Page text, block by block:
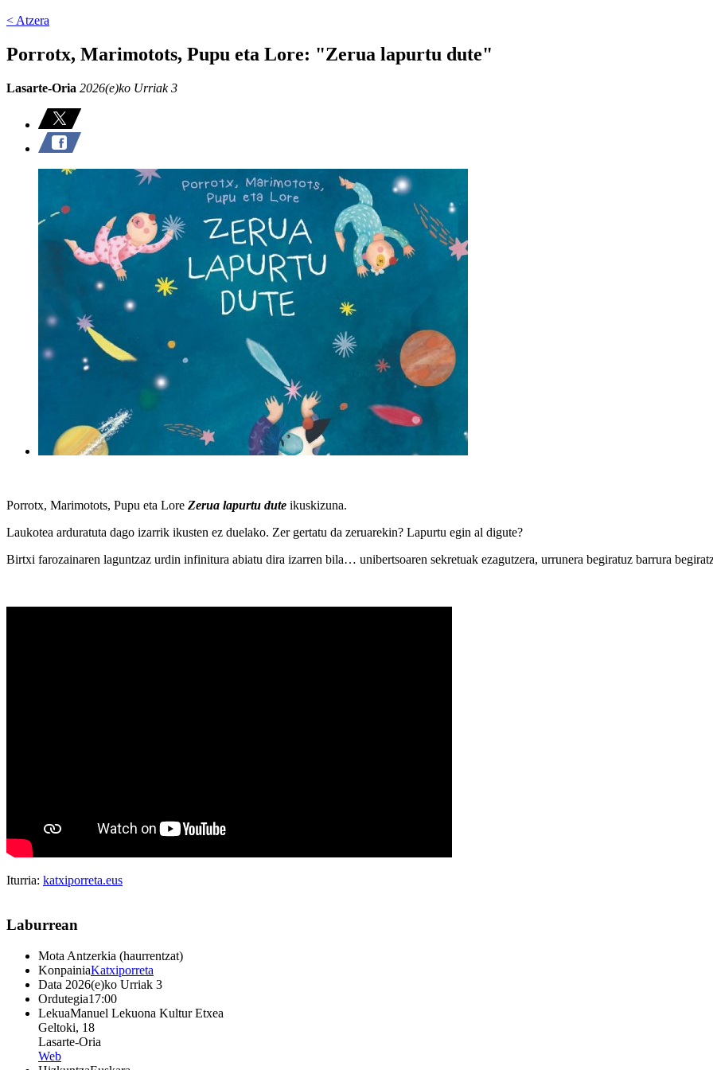
< Atzera
Porrotx, Marimotots, Pupu eta Lore: "Zerua lapurtu dute"
Lasarte-Oria 2026(e)ko Urriak 3
Porrotx, Marimotots, Pupu eta Lore Zerua lapurtu dute ikuskizuna.
Laukotea arduratuta dago izarrik ikusten ez duelako. Zer gertatu da zeruarekin? Lapurtu egin al digute?
Birtxi farozainaren laguntzaz urdin infinitura abiatu dira izarren bila… unibertsoaren sekretuak ezagutzera, urrunera begiratuz barrura
Iturria: katxiporreta.eus
Laburrean
Mota Antzerkia (haurrentzat)
KonpainiaKatxiporreta
Data 2026(e)ko Urriak 3
Ordutegia17:00
LekuaManuel Lekuona Kultur Etxea
Geltoki, 18
Lasarte-Oria
Web